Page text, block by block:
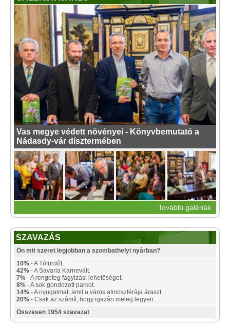
Vas megye védett növényei - Könyvbemutató a
Nádasdy-vár dísztermében
További galériák
SZAVAZÁS
Ön mit szeret legjobban a szombathelyi nyárban?
10% - A Tófürdőt.
42% - A Savaria Karnevált.
7% - A rengeteg fagyizási lehetőséget.
8% - A sok gondozott parkot.
14% - A nyugalmat, amit a város atmoszférája áraszt.
20% - Csak az számít, hogy igazán meleg legyen.
Összesen 1954 szavazat